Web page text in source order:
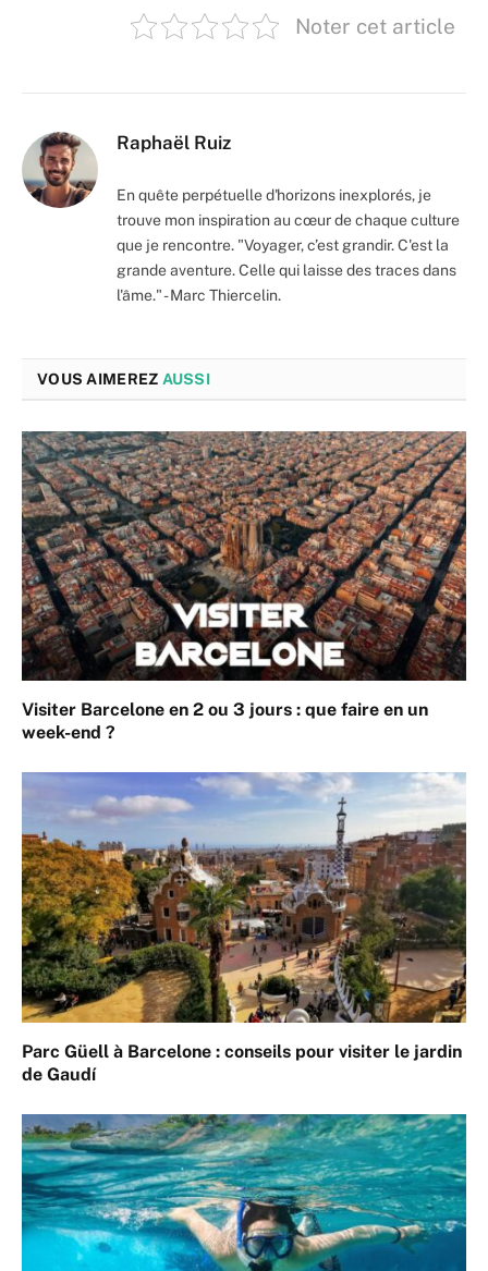
Noter cet article
Raphaël Ruiz
En quête perpétuelle d'horizons inexplorés, je
trouve mon inspiration au cœur de chaque culture
que je rencontre. "Voyager, c’est grandir. C'est la
grande aventure. Celle qui laisse des traces dans
l'âme." - Marc Thiercelin.
VOUS AIMEREZ AUSSI
Visiter Barcelone en 2 ou 3 jours : que faire en un
week-end ?
Parc Güell à Barcelone : conseils pour visiter le jardin
de Gaudí